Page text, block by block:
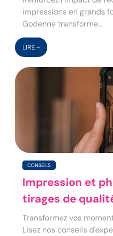
impressions en grands
Godenne transforme...
LIRE +
CONSEILS
Impression et
tirages de
Transformez vos
Lisez nos conseils